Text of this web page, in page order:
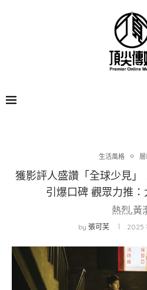
生活風格
獲影評人盛讚「全球少見
引爆口碑 觀眾力推
熱烈,黃
by 張可芙 2025